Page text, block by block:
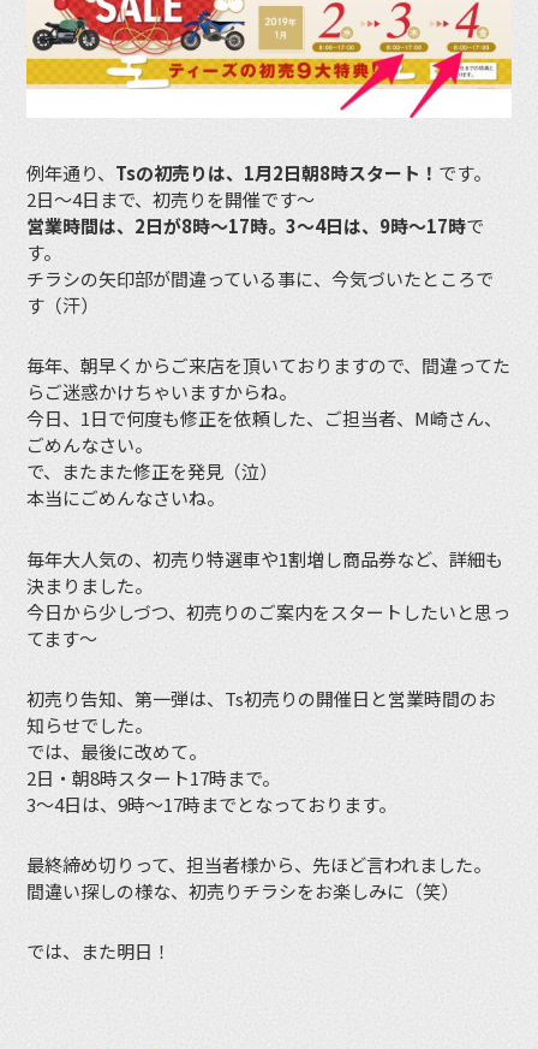
例年通り、 Tsの初売りは、1月2日朝8時スタート！ です。
2日〜4日まで、初売りを開催です〜
営業時間は、2日が8時〜17時。3〜4日は、9時〜17時で
す。
チラシの矢印部が間違っている事に、今気づいたところで
す（汗）
毎年、朝早くからご来店を頂いておりますので、間違ってた
らご迷惑かけちゃいますからね。
今日、1日で何度も修正を依頼した、ご担当者、M崎さん、
ごめんなさい。
で、またまた修正を発見（泣）
本当にごめんなさいね。
毎年大人気の、初売り特選車や1割増し商品券など、詳細も
決まりました。
今日から少しづつ、初売りのご案内をスタートしたいと思っ
てます〜
初売り告知、第一弾は、Ts初売りの開催日と営業時間のお
知らせでした。
では、最後に改めて。
2日・朝8時スタート17時まで。
3〜4日は、9時〜17時までとなっております。
最終締め切りって、担当者様から、先ほど言われました。
間違い探しの様な、初売りチラシをお楽しみに（笑）
では、また明日！